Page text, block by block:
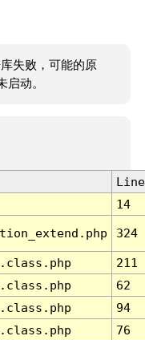
失败，可能的原
启动。
Line
14
324
211
62
94
76